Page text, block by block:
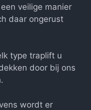
veilige manier
daar ongerust
type traplift u
door bij ons
wordt er